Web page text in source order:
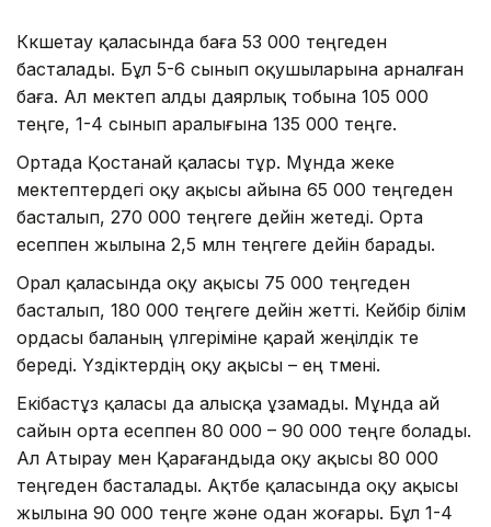
Көкшетау қаласында баға 53 000 теңгеден
басталады. Бұл 5-6 сынып оқушыларына арналған
баға. Ал мектеп алды даярлық тобына 105 000
теңге, 1-4 сынып аралығына 135 000 теңге.
Ортада Қостанай қаласы тұр. Мұнда жеке
мектептердегі оқу ақысы айына 65 000 теңгеден
басталып, 270 000 теңгеге дейін жетеді. Орта
есеппен жылына 2,5 млн теңгеге дейін барады.
Орал қаласында оқу ақысы 75 000 теңгеден
басталып, 180 000 теңгеге дейін жетті. Кейбір білім
ордасы баланың үлгеріміне қарай жеңілдік те
береді. Үздіктердің оқу ақысы – ең төмені.
Екібастұз қаласы да алысқа ұзамады. Мұнда ай
сайын орта есеппен 80 000 – 90 000 теңге болады.
Ал Атырау мен Қарағандыда оқу ақысы 80 000
теңгеден басталады. Ақтөбе қаласында оқу ақысы
жылына 90 000 теңге және одан жоғары. Бұл 1-4